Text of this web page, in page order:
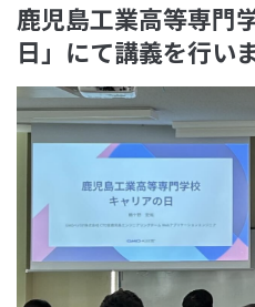
鹿児島工業高等専門
日」にて講義を行い